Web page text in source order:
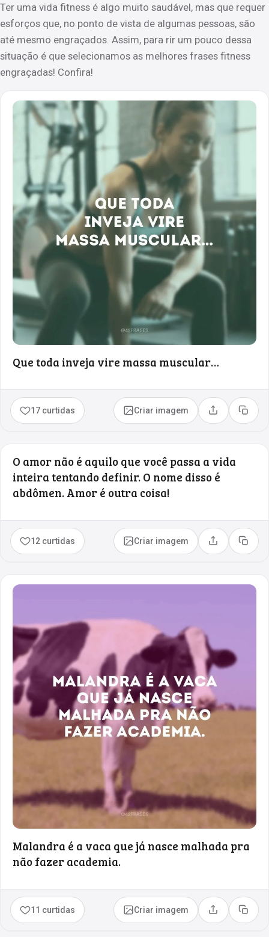
Ter uma vida fitness é algo muito saudável, mas que requer
esforços que, no ponto de vista de algumas pessoas, são
até mesmo engraçados. Assim, para rir um pouco dessa
situação é que selecionamos as melhores frases fitness
engraçadas! Confira!
Que toda inveja vire massa muscular…
17 curtidas Criar imagem Compartilhar
Copiar
O amor não é aquilo que você passa a vida
inteira tentando definir. O nome disso é
abdômen. Amor é outra coisa!
12 curtidas Criar imagem Compartilhar
Copiar
Malandra é a vaca que já nasce malhada pra
não fazer academia.
11 curtidas Criar imagem Compartilhar
Copiar